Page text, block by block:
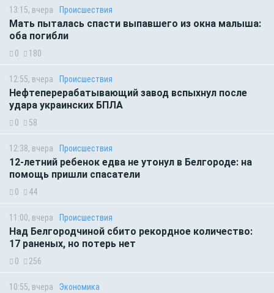
13:15, вчера Происшествия
Мать пыталась спасти выпавшего из окна малыша:
оба погибли
0 180
12:55, вчера Происшествия
Нефтеперерабатывающий завод вспыхнул после
удара украинских БПЛА
0 58
12:38, вчера Происшествия
12-летний ребенок едва не утонул в Белгороде: на
помощь пришли спасатели
0 44
11:00, вчера Происшествия
Над Белгородчиной сбито рекордное количество:
17 раненых, но потерь нет
0 256
10:55, вчера Экономика